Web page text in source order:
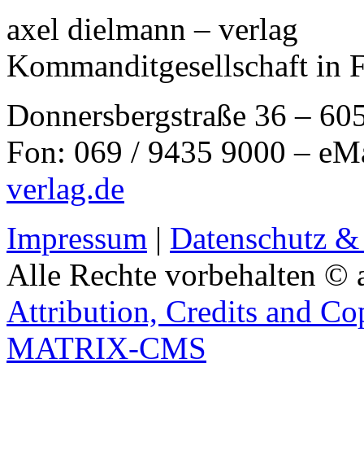
axel dielmann – verlag
Kommanditgesellschaft in
Donnersbergstraße 36 –
Fon: 069 / 9435 9000 –
verlag.de
Impressum | Datenschutz
Alle Rechte vorbehalten ©
Attribution, Credits and
MATRIX-CMS